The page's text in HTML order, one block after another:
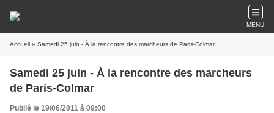
MENU
Accueil » Samedi 25 juin - À la rencontre des marcheurs de Paris-Colmar
Samedi 25 juin - À la rencontre des marcheurs
de Paris-Colmar
Publié le 19/06/2011 à 09:00